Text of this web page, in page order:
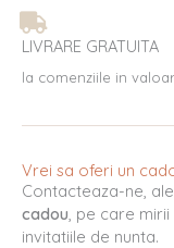
LIVRARE GRATUITA
la comenziile in
Vrei sa oferi un
Contacteaza-ne,
cadou, pe care
invitatiile de nunta.